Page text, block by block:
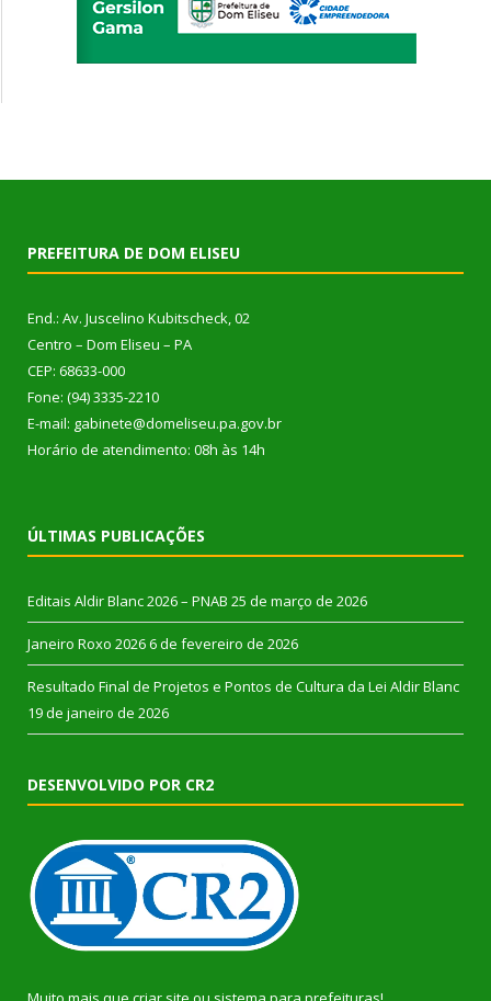
PREFEITURA DE DOM ELISEU
End.: Av. Juscelino Kubitscheck, 02
Centro – Dom Eliseu – PA
CEP: 68633-000
Fone: (94) 3335-2210
E-mail: gabinete@domeliseu.pa.gov.br
Horário de atendimento: 08h às 14h
ÚLTIMAS PUBLICAÇÕES
Editais Aldir Blanc 2026 – PNAB 25 de março de 2026
Janeiro Roxo 2026 6 de fevereiro de 2026
Resultado Final de Projetos e Pontos de Cultura da Lei Aldir Blanc
19 de janeiro de 2026
DESENVOLVIDO POR CR2